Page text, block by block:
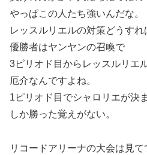
やっぱこの人たち強いんだな。
レッスルリエルの対策どうすれ
優勝者はヤンヤンの召喚で
3ピリオド目からレッスルリエ
厄介なんですよね。
1ピリオド目でシャロリエが決
しか勝った覚えがない。
リコードアリーナの大会は見て